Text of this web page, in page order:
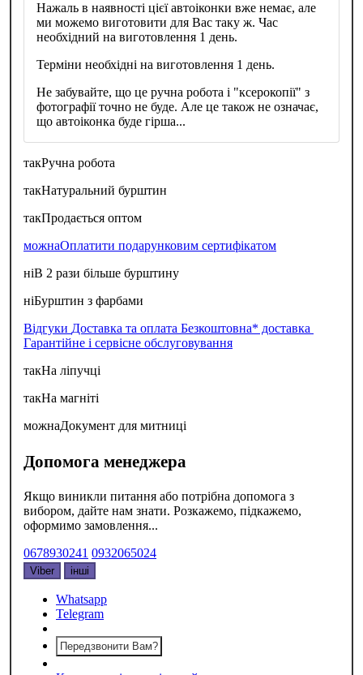
Нажаль в наявності цієї автоіконки вже немає, але
ми можемо виготовити для Вас таку ж. Час
необхідний на виготовлення 1 день.
Терміни необхідні на виготовлення 1 день.
Не забувайте, що це ручна робота і "ксерокопії" з
фотографії точно не буде. Але це також не означає,
що автоіконка буде гірша...
такРучна робота
такНатуральний бурштин
такПродається оптом
можнаОплатити подарунковим сертифікатом
ніВ 2 рази більше бурштину
ніБурштин з фарбами
Відгуки Доставка та оплата Безкоштовна* доставка
Гарантійне і сервісне обслуговування
такНа ліпучці
такНа магніті
можнаДокумент для митниці
Допомога менеджера
Якщо виникли питання або потрібна допомога з
вибором, дайте нам знати. Розкажемо, підкажемо,
оформимо замовлення...
0678930241 0932065024
Viber інші
Whatsapp
Telegram
Передзвонити Вам?